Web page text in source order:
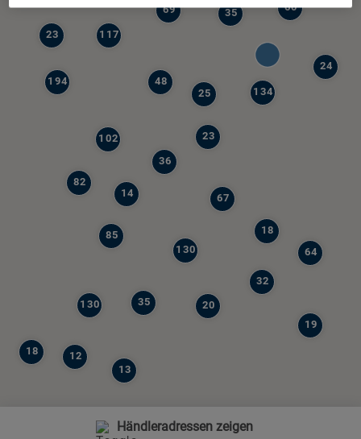
85
194
117
130
64
67
82
36
130
69
134
23
35
35
102
19
23
48
14
60
12
18
32
13
20
24
25
18
Händleradressen zeigen